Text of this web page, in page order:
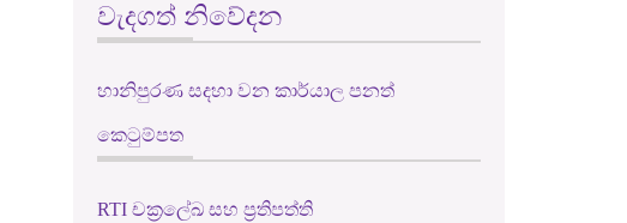
වැදගත් නිවේදන
හානිපුරණ සදහා වන කාර්යාල පනත්
කෙටුම්පත
RTI චක්‍රලේඛ සහ ප්‍රතිපත්ති